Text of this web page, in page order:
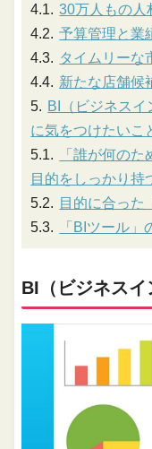
30万人もの人
予算管理と業
タイムリーな
新たな店舗候
BI（ビジネスイ
に気をつけたいこ
「誰が何の
目的をしっかり持
目的に合った
「BIツール
BI（ビジネス